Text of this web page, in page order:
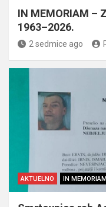
IN MEMORIAM –
1963–2026.
2 sedmice ago
AKTUELNO IN MEMORIAM